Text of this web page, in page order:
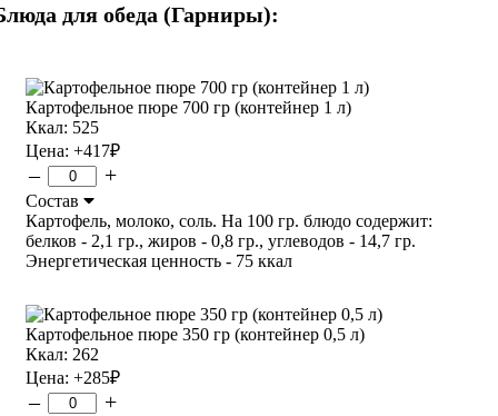
для обеда (Гарниры):
Картофельное пюре 700 гр (контейнер 1 л)
Ккал: 525
Цена: +417₽
– +
Состав
Картофель, молоко, соль. На 100 гр. блюдо содержит:
белков - 2,1 гр., жиров - 0,8 гр., углеводов - 14,7 гр.
Энергетическая ценность - 75 ккал
Картофельное пюре 350 гр (контейнер 0,5 л)
Ккал: 262
Цена: +285₽
– +